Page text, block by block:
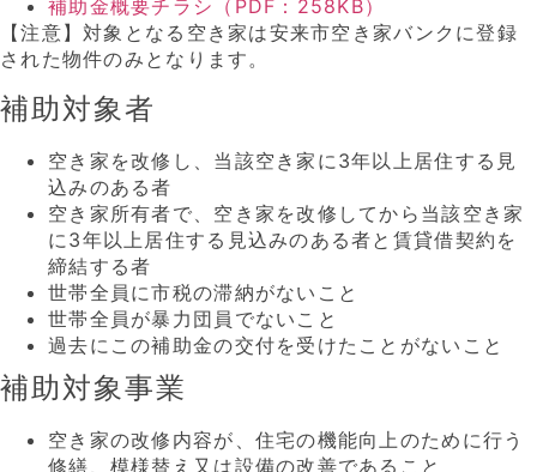
補助金概要チラシ（PDF：258KB）
【注意】対象となる空き家は安来市空き家バンクに登録
された物件のみとなります。
補助対象者
空き家を改修し、当該空き家に3年以上居住する見
込みのある者
空き家所有者で、空き家を改修してから当該空き家
に3年以上居住する見込みのある者と賃貸借契約を
締結する者
世帯全員に市税の滞納がないこと
世帯全員が暴力団員でないこと
過去にこの補助金の交付を受けたことがないこと
補助対象事業
空き家の改修内容が、住宅の機能向上のために行う
修繕、模様替え又は設備の改善であること